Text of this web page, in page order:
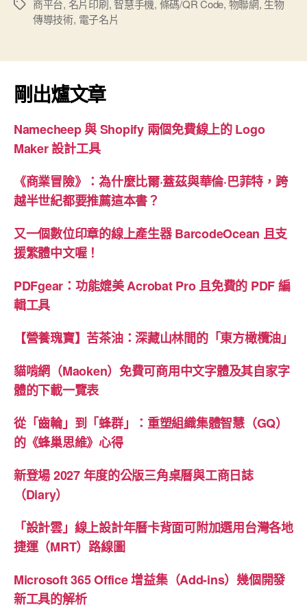
應
標
商平台, 名片印刷,智慧手機, 條碼/QR Code, 物聯網, 生物
傳導技術, 電子名片
剛出爐文章
Namecheep 與 Shopify 兩個免費線上的 Logo
Maker 設計工具
《商業冒險》：為什麼比爾·蓋茲與華倫·巴菲特，跨
越半世紀都要推薦這本書？
又一個數位印章的線上產生器 BarcodeOcean 且支
援繁體中文喔！
PDFgear：功能媲美 Acrobat Pro 且免費的 PDF 編
輯工具
【營養瑰寶】苦茶油：深藏山林間的「東方橄欖油」
貓啃網（Maoken）免費可商用中文字體及其自家字
體的下載一覽表
從「齒輪」到「蜂群」：重塑組織集體智慧（GQ）
的《蜂巢思維》心得
新登場 2027 年度的公版三角桌曆與工商日誌
（Diary）
「設計雲」線上設計年曆卡背面可附加選用台灣各地
捷運（MRT）路線圖
Microsoft 365 Office 增益集（Add-ins）幾個開發
新工具的解析